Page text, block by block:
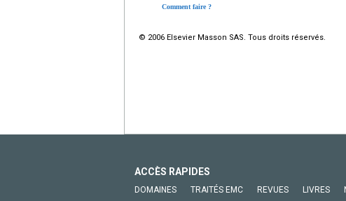
Comment faire ?
© 2006 Elsevier Masson SAS. Tous droits réservés.
ACCÈS RAPIDES
DOMAINES TRAITÉS EMC REVUES LIVRES